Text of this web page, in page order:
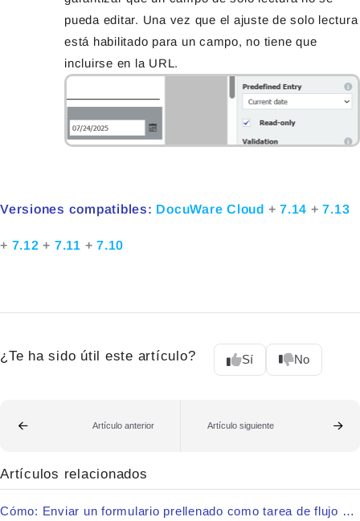
pueda editar. Una vez que el ajuste de solo lectura
está habilitado para un campo, no tiene que
incluirse en la URL.
Versiones compatibles: DocuWare Cloud + 7.14 +7.13
+ 7.12+ 7.11 + 7.10
¿Te ha sido útil este artículo? Sí No
Artículo anterior Artículo siguiente
Artículos relacionados
Cómo: Enviar un formulario prellenado como tarea de flujo de trabajo